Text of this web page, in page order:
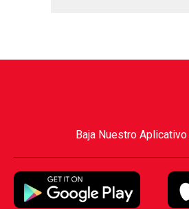
Baja Nuestro